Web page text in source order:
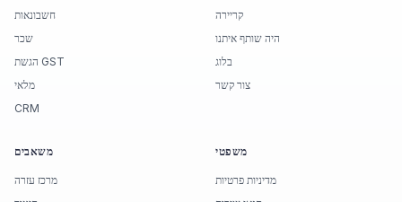
חשבונאות
שכר
הגשת GST
מלאי
CRM
קריירה
היה שותף איתנו
בלוג
צור קשר
משאבים
מרכז עזרה
משפטי
מדיניות פרטיות